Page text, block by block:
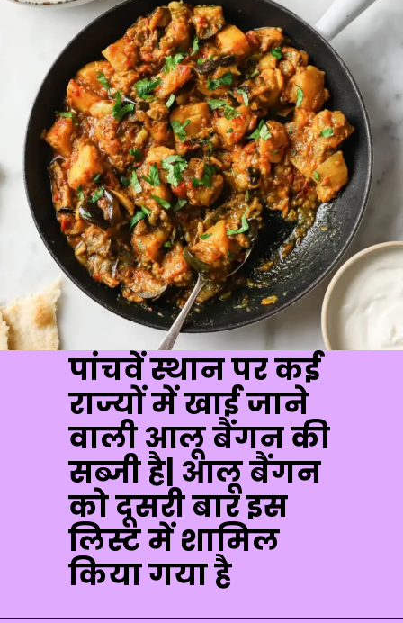
पांचवें स्थान पर कई
राज्यों में खाई जाने
वाली आलू बैंगन की
सब्जी है| आलू बैंगन
को दूसरी बार इस
लिस्ट में शामिल
किया गया है